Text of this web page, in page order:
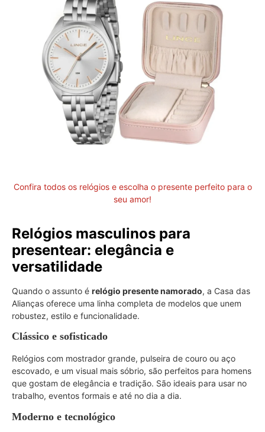
Confira todos os relógios e escolha o presente perfeito para o
seu amor!
Relógios masculinos para
presentear: elegância e
versatilidade
Quando o assunto é relógio presente namorado, a Casa das
Alianças oferece uma linha completa de modelos que unem
robustez, estilo e funcionalidade.
Clássico e sofisticado
Relógios com mostrador grande, pulseira de couro ou aço
escovado, e um visual mais sóbrio, são perfeitos para homens
que gostam de elegância e tradição. São ideais para usar no
trabalho, eventos formais e até no dia a dia.
Moderno e tecnológico